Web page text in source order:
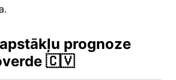
prognoze
🇨🇻